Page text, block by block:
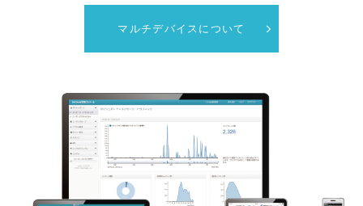
マルチデバイスについて